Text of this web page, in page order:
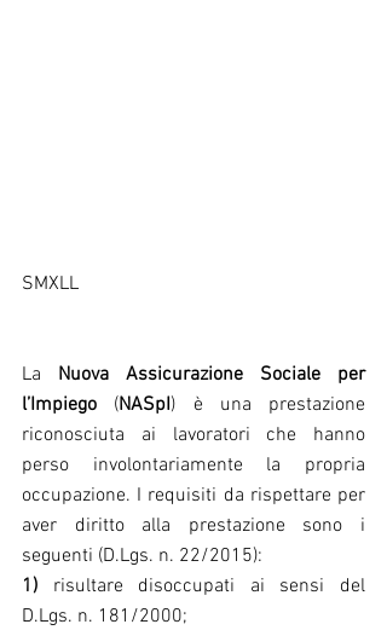
​​SMXLL
La Nuova Assicurazione Sociale per
l’Impiego (NASpI) è una prestazione
riconosciuta ai lavoratori che hanno
perso involontariamente la propria
occupazione. I requisiti da rispettare per
aver diritto alla prestazione sono i
seguenti (D.Lgs. n. 22/2015):
1) risultare disoccupati ai sensi del
D.Lgs. n. 181/2000;